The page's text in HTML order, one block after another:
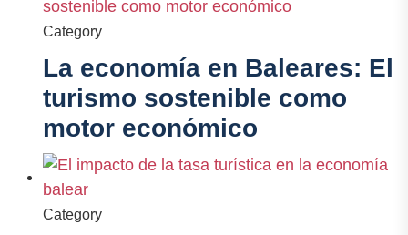
Category
La economía en Baleares: El
turismo sostenible como
motor económico
Category